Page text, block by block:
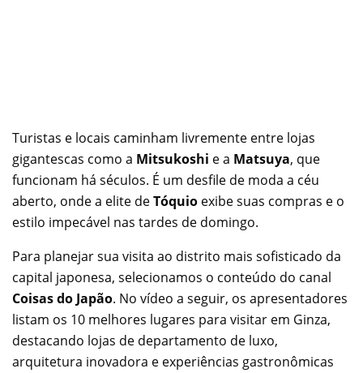
Turistas e locais caminham livremente entre lojas
gigantescas como a Mitsukoshi e a Matsuya, que
funcionam há séculos. É um desfile de moda a céu
aberto, onde a elite deTóquio exibe suas compras e o
estilo impecável nas tardes de domingo.
Para planejar sua visita ao distrito mais sofisticado da
capital japonesa, selecionamos o conteúdo do canal
Coisas do Japão. No vídeo a seguir, os apresentadores
listam os 10 melhores lugares para visitar em Ginza,
destacando lojas de departamento de luxo,
arquitetura inovadora e experiências gastronômicas